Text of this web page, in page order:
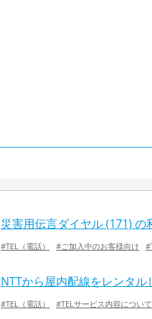
災害用伝言ダイヤル (171) の
#TEL（電話） #ご加入中のお客様向け
NTTから屋内配線をレンタ
#TEL（電話） #TELサービス内容について